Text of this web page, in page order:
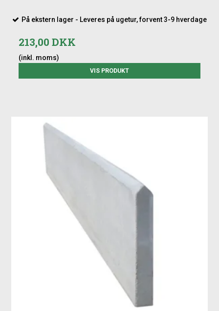
På ekstern lager - Leveres på ugetur, forvent 3-9 hverdage
213,00 DKK
(inkl. moms)
VIS PRODUKT